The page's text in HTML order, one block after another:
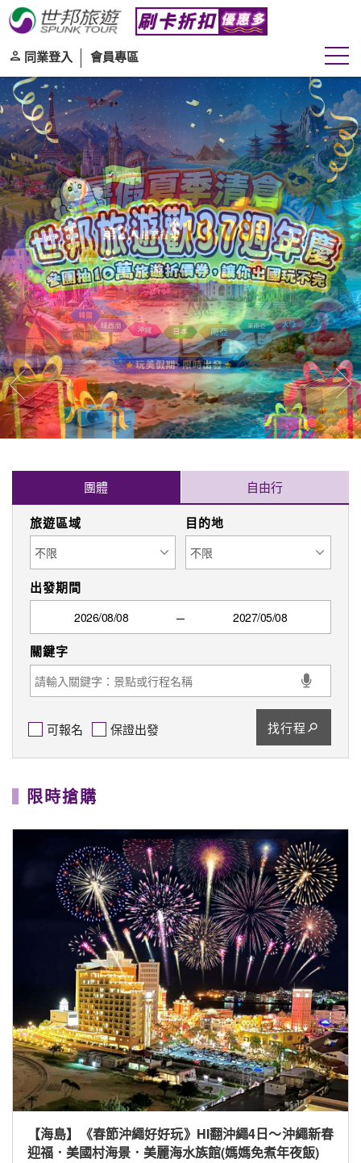
同業登入 會員專區
往前 往
團體 自由行
旅遊區域 目的地
出發期間
可報名 保證出發 找行程
限時搶購
【海島】《春節沖繩好好玩》HI翻沖繩4日～沖繩新春
迎福．美國村海景．美麗海水族館(媽媽免煮年夜飯)